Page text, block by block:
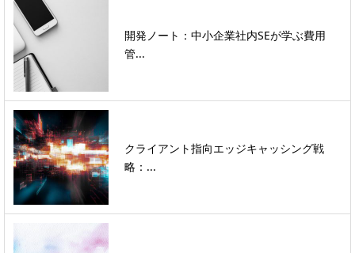
開発ノート：中小企業社内SEが学ぶ費用
管...
クライアント指向エッジキャッシング戦
略：...